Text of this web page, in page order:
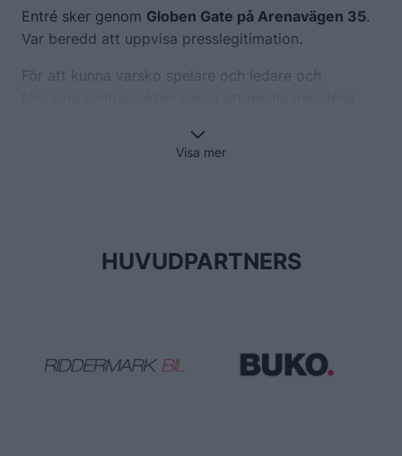
Entré sker genom Globen Gate på Arenavägen 35.
Var beredd att uppvisa presslegitimation.
För att kunna varsko spelare och ledare och
närvara på träningen och vem de vill intervjua.
Presskontakt
Visa mer
HUVUDPARTNERS